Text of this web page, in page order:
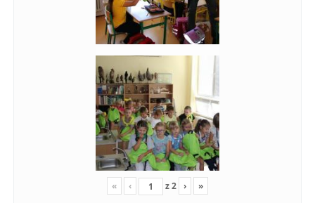
« ‹ z2 › »